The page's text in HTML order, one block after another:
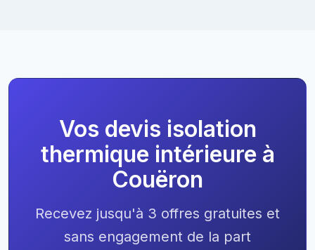
Vos devis isolation
thermique intérieure à
Couëron
Recevez jusqu'à 3 offres gratuites et
sans engagement de la part